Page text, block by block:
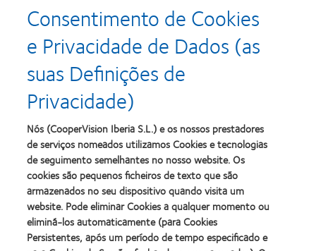
Learn
more
about
Prémio
Silmo
d’Or
para
o
melhor
produto
com
MyDay™
(2013)
Learn
more
about
Produto
do
Ano
Contacto
(2013)
Learn
about
2012
&
2010
Melhores
Empresas
para
Líderes
(2012)
about
2011
Best
Factory
Awards
(2011)
Learn
more
about
ODMA
2011
Learn
more
about
2012
Consentimento de Cookies
e Privacidade de Dados (as
suas Definições de
Privacidade)
Nós (CooperVision Iberia S.L.) e os nossos prestadores
de serviços nomeados utilizamos Cookies e tecnologias
de seguimento semelhantes no nosso website. Os
cookies são pequenos ficheiros de texto que são
armazenados no seu dispositivo quando visita um
website. Pode eliminar Cookies a qualquer momento ou
eliminá-los automaticamente (para Cookies
Persistentes, após um período de tempo especificado e